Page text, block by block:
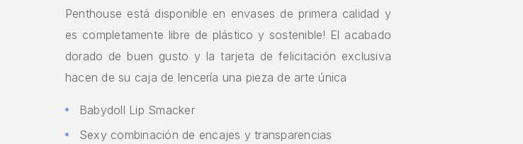
Penthouse está disponible en envases de primera calidad y
es completamente libre de plástico y sostenible! El acabado
dorado de buen gusto y la tarjeta de felicitación exclusiva
hacen de su caja de lencería una pieza de arte única
Babydoll Lip Smacker
Sexy combinación de encajes y transparencias